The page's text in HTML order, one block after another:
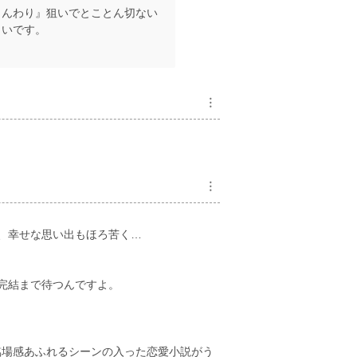
わり』狙いでとことん切ない
です。
︙
︙
幸せな思い出もほろ苦く…
まで待つんですよ。
感あふれるシーンの入った恋愛小説がう